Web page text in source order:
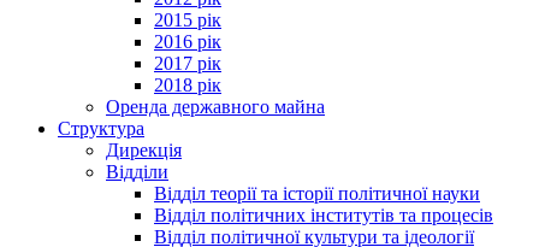
2015 рік
2016 рік
2017 рік
2018 рік
Оренда державного майна
Структура
Дирекція
Відділи
Відділ теорії та історії політичної науки
Відділ політичних інститутів та процесів
Відділ політичної культури та ідеології